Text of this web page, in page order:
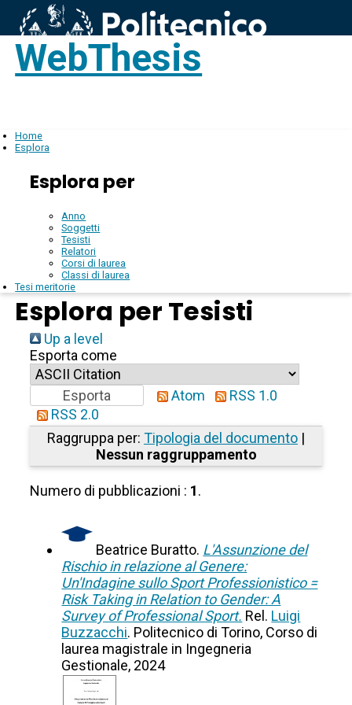
WebThesis
Home
Esplora
Esplora per
Anno
Soggetti
Tesisti
Relatori
Corsi di laurea
Classi di laurea
Tesi meritorie
Esplora per Tesisti
Up a level
Esporta come
Atom
RSS 1.0
RSS 2.0
Raggruppa per: Tipologia del documento |
Nessun raggruppamento
Numero di pubblicazioni : 1.
Beatrice Buratto. L'Assunzione del
Rischio in relazione al Genere:
Un'Indagine sullo Sport Professionistico =
Risk Taking in Relation to Gender: A
Survey of Professional Sport. Rel. Luigi
Buzzacchi. Politecnico di Torino, Corso di
laurea magistrale in Ingegneria
Gestionale, 2024